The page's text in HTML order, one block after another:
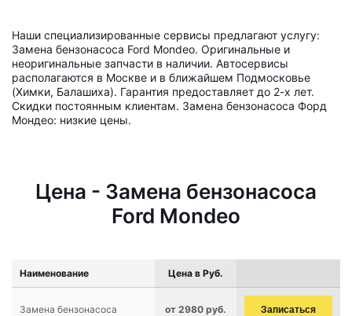
Наши специализированные сервисы предлагают услугу:
Замена бензонасоса Ford Mondeo. Оригинальные и
неоригинальные запчасти в наличии. Автосервисы
располагаются в Москве и в ближайшем Подмосковье
(Химки, Балашиха). Гарантия предоставляет до 2-х лет.
Скидки постоянным клиентам. Замена бензонасоса Форд
Мондео: низкие цены.
Цена - Замена бензонасоса
Ford Mondeo
Наименование Цена в Руб.
Замена бензонасоса от 2980 руб. Записаться